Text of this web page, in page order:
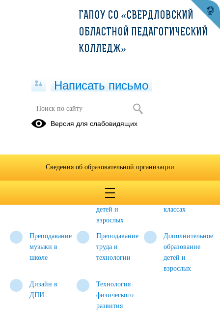
ПРОФЕССИОНАЛЫ
Дополнительное
образование
детей и
взрослых
классах
Преподавание
музыки в
школе
Преподавание
труда и
технологии
Дополнительное
образование
детей и
взрослых
Дизайн в
ДПИ
Технология
физического
развития
ГАПОУ СО «СВЕРДЛОВСКИЙ
ОБЛАСТНОЙ ПЕДАГОГИЧЕСКИЙ
КОЛЛЕДЖ»
Написать письмо
Версия для слабовидящих
Сведения об образовательной организации